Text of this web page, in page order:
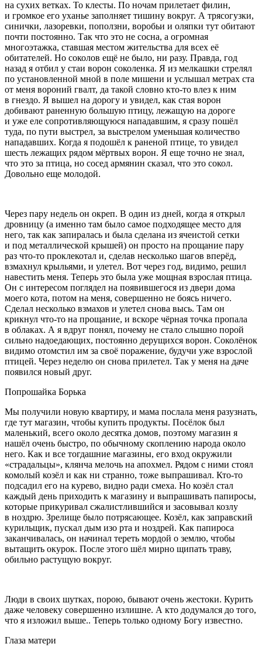
на сухих ветках. То клесты. По ночам прилетает филин,
и громкое его уханье заполняет тишину вокруг. А трясогузки,
синички, лазоревки, поползни, воробьи и оляпки тут обитают
почти постоянно. Так что это не сосна, а огромная
многоэтажка, ставшая местом жительства для всех её
обитателей. Но соколов ещё не было, ни разу. Правда, год
назад я отбил у стаи ворон соколенка. Я из мелкашки стрелял
по установленной мной в поле мишени и услышал метрах ста
от меня вороний гвалт, да такой словно кто-то влез к ним
в гнездо. Я вышел на дорогу и увидел, как стая ворон
добивают раненную большую птицу, лежащую на дороге
и уже еле сопротивляющуюся нападавшим, я сразу пошёл
туда, по пути выстрел, за выстрелом уменьшая количество
нападавших. Когда я подошёл к раненой птице, то увидел
шесть лежащих рядом мёртвых ворон. Я еще точно не знал,
что это за птица, но сосед армянин сказал, что это сокол.
Довольно еще молодой.
Через пару недель он окреп. В один из дней, когда я открыл
дровницу (а именно там было самое подходящее место для
него, так как запиралась и была сделана из ячеистой сетки
и под металлической крышей) он просто на прощание пару
раз что-то проклекотал и, сделав несколько шагов вперёд,
взмахнул крыльями, и улетел. Вот через год, видимо, решил
навестить меня. Теперь это была уже мощная взрослая птица.
Он с интересом поглядел на появившегося из двери дома
моего кота, потом на меня, совершенно не боясь ничего.
Сделал несколько взмахов и улетел снова высь. Там он
крикнул что-то на прощание, и вскоре чёрная точка пропала
в облаках. А я вдруг понял, почему не стало слышно порой
сильно надоедающих, постоянно дерущихся ворон. Соколёнок
видимо отомстил им за своё поражение, будучи уже взрослой
птицей. Через неделю он снова прилетел. Так у меня на даче
появился новый друг.
Попрошайка Борька
Мы получили новую квартиру, и мама послала меня разузнать,
где тут магазин, чтобы купить продукты. Посёлок был
маленький, всего около десятка домов, поэтому магазин я
нашёл очень быстро, по обычному скоплению народа около
него. Как и все тогдашние магазины, его вход окружили
«страдальцы», клянча мелочь на апохмел. Рядом с ними стоял
комолый козёл и как ни странно, тоже выпрашивал. Кто-то
подсадил его на курево, видно ради смеха. Но козёл стал
каждый день приходить к магазину и выпрашивать папиросы,
которые прикуривал сжалистлившийся и засовывал козлу
в ноздрю. Зрелище было потрясающее. Козёл, как заправский
курильщик, пускал дым изо рта и ноздрей. Как папироса
заканчивалась, он начинал тереть мордой о землю, чтобы
вытащить окурок. После этого шёл мирно щипать траву,
обильно растущую вокруг.
Люди в своих шутках, порою, бывают очень жестоки. Курить
даже человеку совершенно излишне. А кто додумался до того,
что я изложил выше.. Теперь только одному Богу известно.
Глаза матери